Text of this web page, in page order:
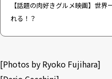
【話題の肉好きグルメ映画】世
れる！？
[Photos by Ryoko Fujihara]